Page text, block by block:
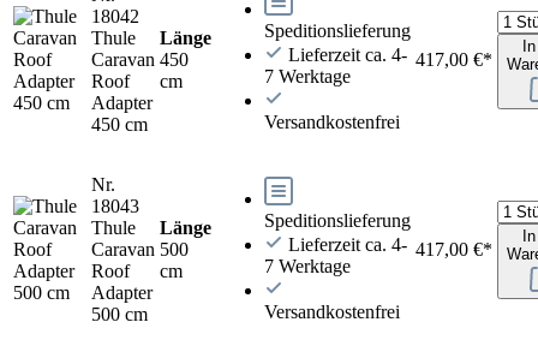
18042
Thule
Caravan
Roof
Adapter
450 cm
Länge
450
cm
Speditionslieferung
Lieferzeit ca. 4-
7 Werktage
Versandkostenfrei
417,00 €*
Nr.
18043
Thule
Caravan
Roof
Adapter
500 cm
Länge
500
cm
Speditionslieferung
Lieferzeit ca. 4-
7 Werktage
Versandkostenfrei
417,00 €*